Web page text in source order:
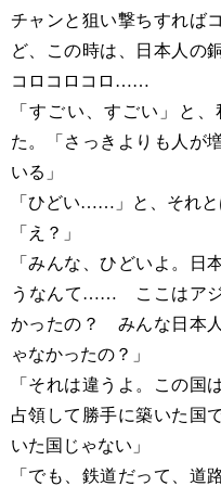
チャンと狙い撃ちすれば
ど、この時は、日本人の
コロコロコロ……
「すごい、すごい」と
た。「さっきよりも人が
いる」
「ひどい……」と、それと
「え？」
「みんな、ひどいよ。日
うなんて…… ここはアジ
かったの？ みんな日本
ゃなかったの？」
「それは違うよ。この国
占領して勝手に築いた国
いた国じゃない」
「でも、鉄道だって、道